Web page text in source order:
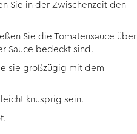
Sie in der Zwischenzeit den
Sie die Tomatensauce über
Sauce bedeckt sind.
sie großzügig mit dem
knusprig sein.